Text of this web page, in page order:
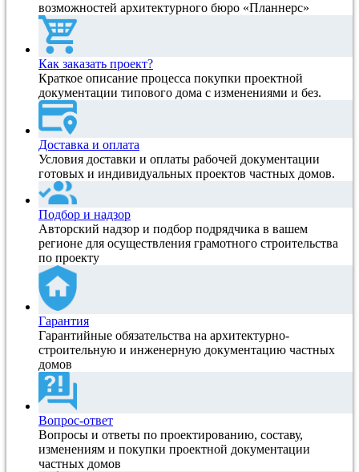
возможностей архитектурного бюро «Планнерс»
Как заказать проект?
Краткое описание процесса покупки проектной
документации типового дома с изменениями и без.
Доставка и оплата
Условия доставки и оплаты рабочей документации
готовых и индивидуальных проектов частных домов.
Подбор и надзор
Авторский надзор и подбор подрядчика в вашем
регионе для осуществления грамотного строительства
по проекту
Гарантия
Гарантийные обязательства на архитектурно-
строительную и инженерную документацию частных
домов
Вопрос-ответ
Вопросы и ответы по проектированию, составу,
изменениям и покупки проектной документации
частных домов